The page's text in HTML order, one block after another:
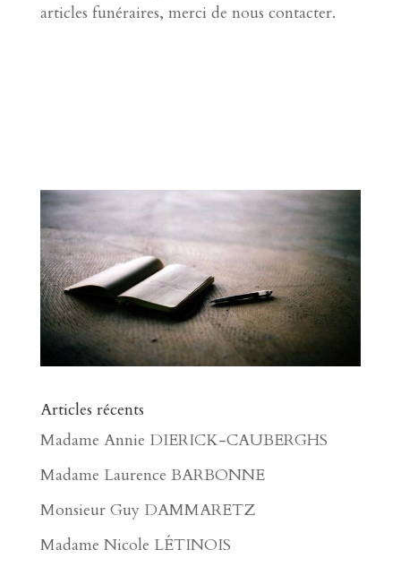
articles funéraires, merci de nous contacter.
Articles récents
Madame Annie DIERICK-CAUBERGHS
Madame Laurence BARBONNE
Monsieur Guy DAMMARETZ
Madame Nicole LÉTINOIS